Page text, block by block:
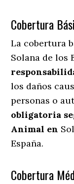
Cobertura
La cobertura
Solana de los
los daños
personas o
obligatoria
Animal en
España.
Cobertura